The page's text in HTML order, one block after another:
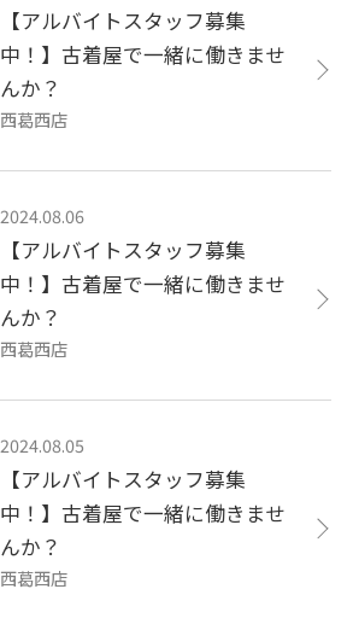
【アルバイトスタッフ募集
中！】古着屋で一緒に働きませ
んか？
西葛西店
2024.08.06
【アルバイトスタッフ募集
中！】古着屋で一緒に働きませ
んか？
西葛西店
2024.08.05
【アルバイトスタッフ募集
中！】古着屋で一緒に働きませ
んか？
西葛西店